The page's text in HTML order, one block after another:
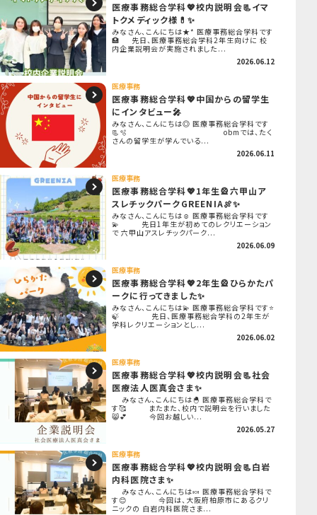
医療事務総合学科💖校内説明会📃イマ
トクメディック様💊✨
みなさん、こんにちは★* 医療事務総合学科です
🏥 先日、医療事務総合学科2年生向けに 校
内企業説明会が実施されました...
2026.06.12
医療事務
医療事務総合学科💖中国からの留学生
にインタビュー🎤
みなさん、こんにちは◎ 医療事務総合学科です
📃🫧 obmでは、たく
さんの留学生が学んでいる...
2026.06.11
医療事務
医療事務総合学科💖1年生🎡六甲山ア
スレチックパークGREENIA🍖✨
みなさん、こんにちは☺ 医療事務総合学科です
💫 先日1年生が初めてのレクリエーション
で 六甲山アスレチックパーク...
2026.06.09
医療事務
医療事務総合学科💖2年生🎡ひらかたパ
ークに行ってきました✨
みなさん、こんにちは💫 医療事務総合学科です⭐
🍃 先日、医療事務総合学科の2年生が
学科レクリエーションとし...
2026.06.02
医療事務
医療事務総合学科💖校内説明会📃社会
医療法人医真会さま✨
みなさん、こんにちは🐣 医療事務総合学科で
す🥰 またまた、校内で説明会を行いました
😸💕 今回お越しい...
2026.05.27
医療事務
医療事務総合学科💖校内説明会📃白岩
内科医院さま✨
みなさん、こんにちは🍬 医療事務総合学科で
す😊 今回は、大阪府柏原市にあるクリ
ニックの 白岩内科医院さま...